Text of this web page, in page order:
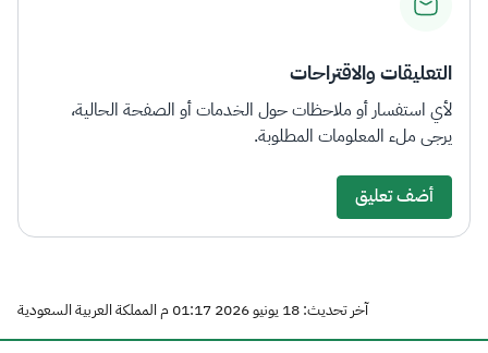
التعليقات والاقتراحات
لأي استفسار أو ملاحظات حول الخدمات أو الصفحة الحالية،
يرجى ملء المعلومات المطلوبة.
أضف تعليق
آخر تحديث: 18 يونيو 2026 01:17 م المملكة العربية السعودية